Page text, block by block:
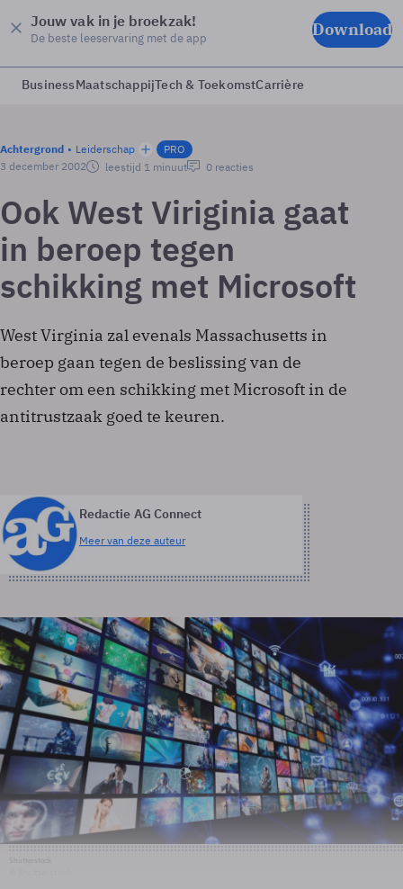
Jouw vak in je broekzak!
De beste leeservaring met de app Download
BusinessMaatschappijTech & ToekomstCarrière
Achtergrond Leiderschap
PRO
3 december 2002
leestijd 1 minuut 0 reacties
Ook West Viriginia gaat
in beroep tegen
schikking met Microsoft
West Virginia zal evenals Massachusetts in
beroep gaan tegen de beslissing van de
rechter om een schikking met Microsoft in de
antitrustzaak goed te keuren.
Redactie AG Connect
Meer van deze auteur